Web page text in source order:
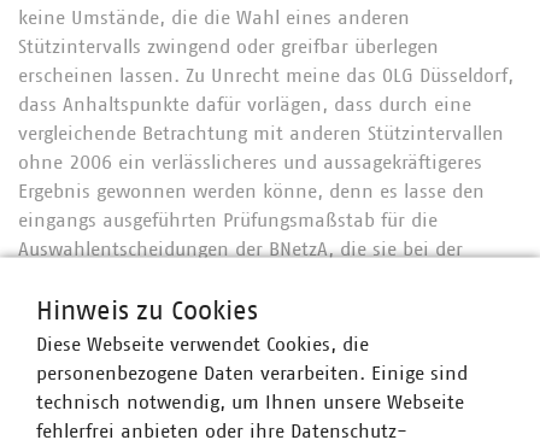
keine Umstände, die die Wahl eines anderen
Stützintervalls zwingend oder greifbar überlegen
erscheinen lassen. Zu Unrecht meine das OLG Düsseldorf,
dass Anhaltspunkte dafür vorlägen, dass durch eine
vergleichende Betrachtung mit anderen Stützintervallen
ohne 2006 ein verlässlicheres und aussagekräftigeres
Ergebnis gewonnen werden könne, denn es lasse den
eingangs ausgeführten Prüfungsmaßstab für die
Auswahlentscheidungen der BNetzA, die sie bei der
Produktivitätsfaktors treffe, unbeachtet. Entgegen der
Auffassung der betroffenen Netzbetreiber nehme der
Senat damit keine Tatsachenwürdigung vor. Vielmehr
gehe es darum, den Bereich der tatrichterlichen
Überprüfung und Würdigung in der gebotenen Weise von
Hinweis zu Cookies
Diese Webseite verwendet Cookies, die
personenbezogene Daten verarbeiten. Einige sind
technisch notwendig, um Ihnen unsere Webseite
fehlerfrei anbieten oder ihre Datenschutz-